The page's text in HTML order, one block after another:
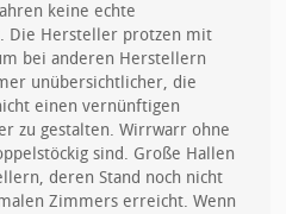
keine echte
Die Hersteller protzen mit
bei anderen Herstellern
unübersichtlicher, die
einen vernünftigen
zu gestalten. Wirrwarr ohne
sind. Große Hallen
deren Stand noch nicht
Zimmers erreicht. Wenn